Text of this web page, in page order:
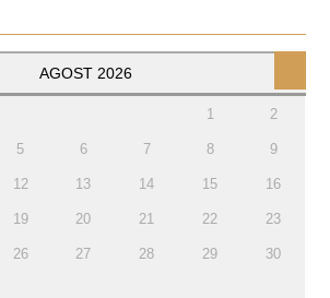
AGOST 2026
1 2
5 6 7 8 9
12 13 14 15 16
19 20 21 22 23
26 27 28 29 30